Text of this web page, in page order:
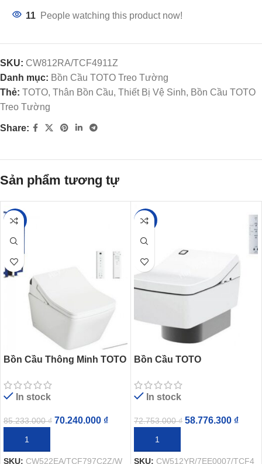
11 People watching this product now!
SKU: CW812RA/TCF4911Z
Danh mục: Bồn Cầu TOTO Treo Tường
Thẻ: TOTO, Thân Bồn Cầu, Thiết Bị Vệ Sinh, Bồn Cầu TOTO
Treo Tường
Share:
Sản phẩm tương tự
-18%
Bồn Cầu Thông Minh TOTO
72AAT Treo Tường
In stock
85.233.000₫ 70.240.000 ₫
THÊM VÀO GIỎ HÀNG
SKU: CW522EA/TCF797C2Z/W
-19%
Bồn Cầu TOTO
EA Treo Tường Nắp Điện
Tử
In stock
72.753.000₫ 58.776.300 ₫
THÊM VÀO GIỎ HÀNG
SKU: CW512YR/7EE0007/TCF4